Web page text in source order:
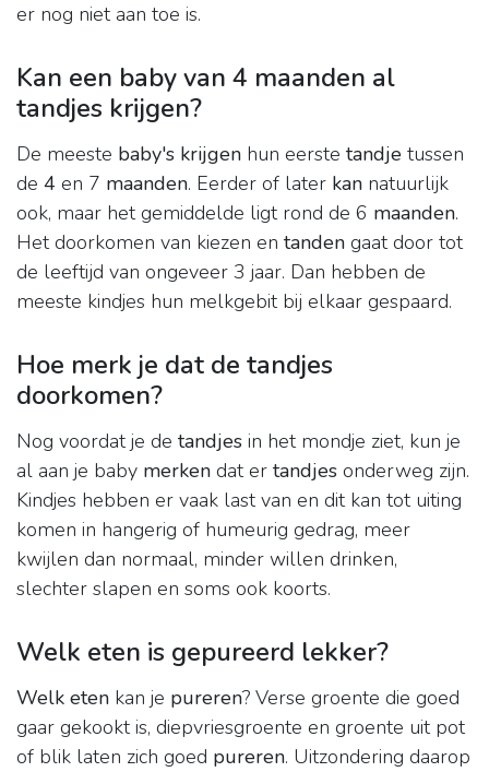
er nog niet aan toe is.
Kan een baby van 4 maanden al
tandjes krijgen?
De meeste baby's krijgen hun eerste tandje tussen
de 4 en 7 maanden. Eerder of later kan natuurlijk
ook, maar het gemiddelde ligt rond de 6 maanden.
Het doorkomen van kiezen en tanden gaat door tot
de leeftijd van ongeveer 3 jaar. Dan hebben de
meeste kindjes hun melkgebit bij elkaar gespaard.
Hoe merk je dat de tandjes
doorkomen?
Nog voordat je de tandjes in het mondje ziet, kun je
al aan je baby merken dat er tandjes onderweg zijn.
Kindjes hebben er vaak last van en dit kan tot uiting
komen in hangerig of humeurig gedrag, meer
kwijlen dan normaal, minder willen drinken,
slechter slapen en soms ook koorts.
Welk eten is gepureerd lekker?
Welk eten kan je pureren? Verse groente die goed
gaar gekookt is, diepvriesgroente en groente uit pot
of blik laten zich goed pureren. Uitzondering daarop